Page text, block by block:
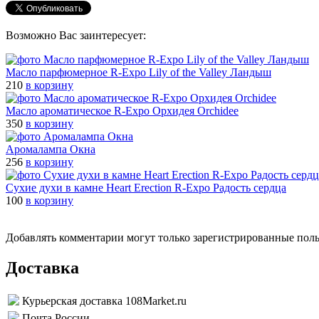
Возможно Вас заинтересует:
Масло парфюмерное R-Expo Lily of the Valley Ландыш
210 в корзину
Масло ароматическое R-Expo Орхидея Orchidee
350 в корзину
Аромалампа Окна
256 в корзину
Сухие духи в камне Heart Erection R-Expo Радость сердца
100 в корзину
Добавлять комментарии могут только зарегистрированные
Доставка
Курьерская доставка 108Market.ru